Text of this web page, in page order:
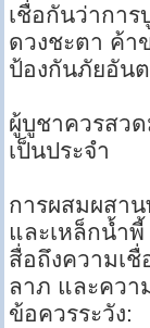
เชื่อกันว่าการ
ดวงชะตา ค้า
ป้องกันภัยอัน
ผู้บูชาควรสว
เป็นประจำ
การผสมผสา
และเหล็กน้ำพี้
สื่อถึงความเ
ลาภ และควา
ข้อควรระวัง: